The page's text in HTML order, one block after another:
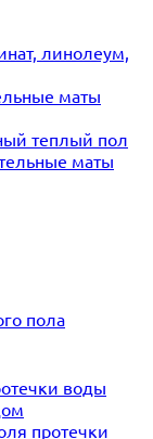
линолеум,
маты
теплый пол
маты
пола
воды
протечки